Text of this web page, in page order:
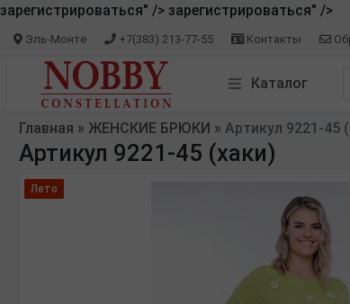
зарегистрироваться" /> зарегистрироваться" />
Эль-Монте +7(383) 213-77-55 Контакты
Каталог
Главная » ЖЕНСКИЕ БРЮКИ » Артикул 9221-45
Артикул 9221-45 (хаки)
Лето